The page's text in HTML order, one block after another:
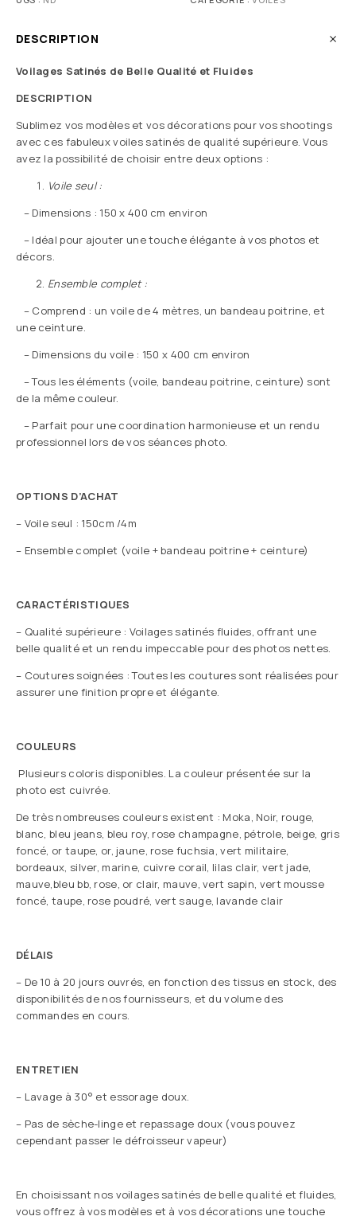
DESCRIPTION
Voilages Satinés de Belle Qualité et Fluides
DESCRIPTION
Sublimez vos modèles et vos décorations pour vos shootings
avec ces fabuleux voiles satinés de qualité supérieure. Vous
avez la possibilité de choisir entre deux options :
Voile seul :
– Dimensions : 150 x 400 cm environ
– Idéal pour ajouter une touche élégante à vos photos et
décors.
Ensemble complet :
– Comprend : un voile de 4 mètres, un bandeau poitrine, et
une ceinture.
– Dimensions du voile : 150 x 400 cm environ
– Tous les éléments (voile, bandeau poitrine, ceinture) sont
de la même couleur.
– Parfait pour une coordination harmonieuse et un rendu
professionnel lors de vos séances photo.
OPTIONS D’ACHAT
– Voile seul : 150cm /4m
– Ensemble complet (voile + bandeau poitrine + ceinture)
CARACTÉRISTIQUES
– Qualité supérieure : Voilages satinés fluides, offrant une
belle qualité et un rendu impeccable pour des photos nettes.
– Coutures soignées : Toutes les coutures sont réalisées pour
assurer une finition propre et élégante.
COULEURS
Plusieurs coloris disponibles. La couleur présentée sur la
photo est cuivrée.
De très nombreuses couleurs existent : Moka, Noir, rouge,
blanc, bleu jeans, bleu roy, rose champagne, pétrole, beige, gris
foncé, or taupe, or, jaune, rose fuchsia, vert militaire,
bordeaux, silver, marine, cuivre corail, lilas clair, vert jade,
mauve,bleu bb, rose, or clair, mauve, vert sapin, vert mousse
foncé, taupe, rose poudré, vert sauge, lavande clair
DÉLAIS
– De 10 à 20 jours ouvrés, en fonction des tissus en stock, des
disponibilités de nos fournisseurs, et du volume des
commandes en cours.
ENTRETIEN
– Lavage à 30° et essorage doux.
– Pas de sèche-linge et repassage doux (vous pouvez
cependant passer le défroisseur vapeur)
En choisissant nos voilages satinés de belle qualité et fluides,
vous offrez à vos modèles et à vos décorations une touche